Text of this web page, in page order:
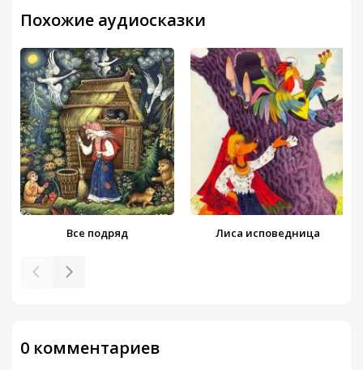
Похожие аудиосказки
Все подряд Лиса исповедница
0 комментариев